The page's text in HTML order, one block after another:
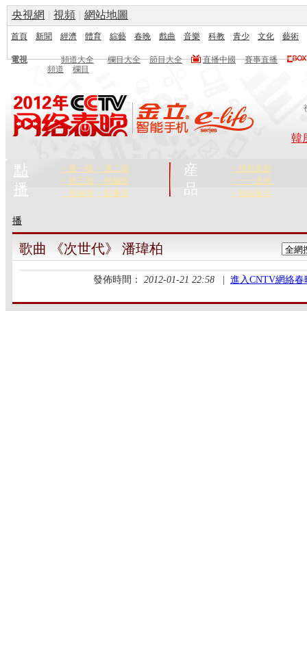
央視網 | 視頻 | 網站地圖
首頁 新聞 經濟 體育 綜藝 春晚 戲曲 音樂 科教 青少 文化 藝術
電視 頻道大全 欄目大全 節目大全 直播中國
賽事直播
頻道
欄目
韓
點
播
> 第一場 > 第二場
> 第三場 > 精編版
> 祝福墻 > 點播頁
産
品
> 特別策劃
> 一一道來
> 祝福展示
播
歌曲 《次世代》 潘瑋柏
發佈時間： 2012-01-21 22:58 進入CNTV網絡春